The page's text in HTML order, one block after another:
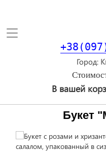
Toggle
Город
В вашей
Букет